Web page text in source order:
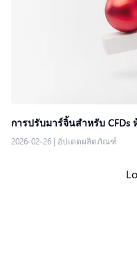
การปรับมาร์จิ้นสำหรับ CFDs
2026-02-26 | อัปเดตผลิตภัณฑ์